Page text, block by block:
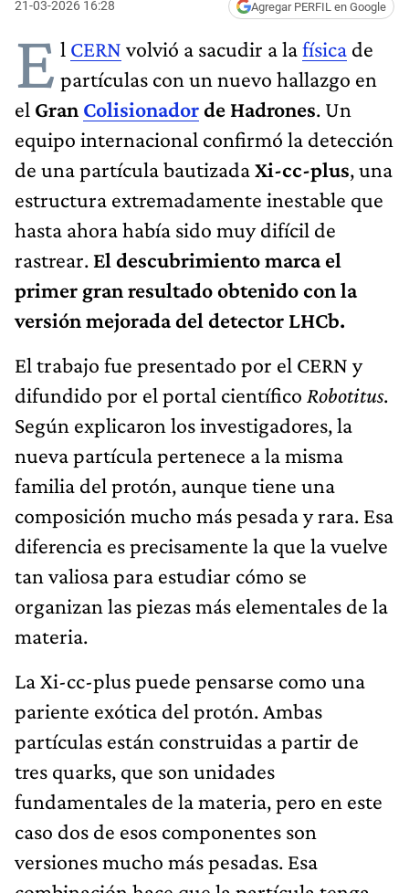
21-03-2026 16:28 Agregar PERFIL en Google
E l CERN volvió a sacudir a lafísica de
partículas con un nuevo hallazgo en
el Gran Colisionadorde Hadrones. Un
equipo internacional confirmó la detección
de una partícula bautizadaXi-cc-plus, una
estructura extremadamente inestable que
hasta ahora había sido muy difícil de
rastrear. El descubrimiento marca el
primer gran resultado obtenido con la
versión mejorada del detector LHCb.
El trabajo fue presentado por el CERN y
difundido por el portal científico Robotitus.
Según explicaron los investigadores, la
nueva partícula pertenece a la misma
familia del protón, aunque tiene una
composición mucho más pesada y rara. Esa
diferencia es precisamente la que la vuelve
tan valiosa para estudiar cómo se
organizan las piezas más elementales de la
materia.
La Xi-cc-plus puede pensarse como una
pariente exótica del protón. Ambas
partículas están construidas a partir de
tres quarks, que son unidades
fundamentales de la materia, pero en este
caso dos de esos componentes son
versiones mucho más pesadas. Esa